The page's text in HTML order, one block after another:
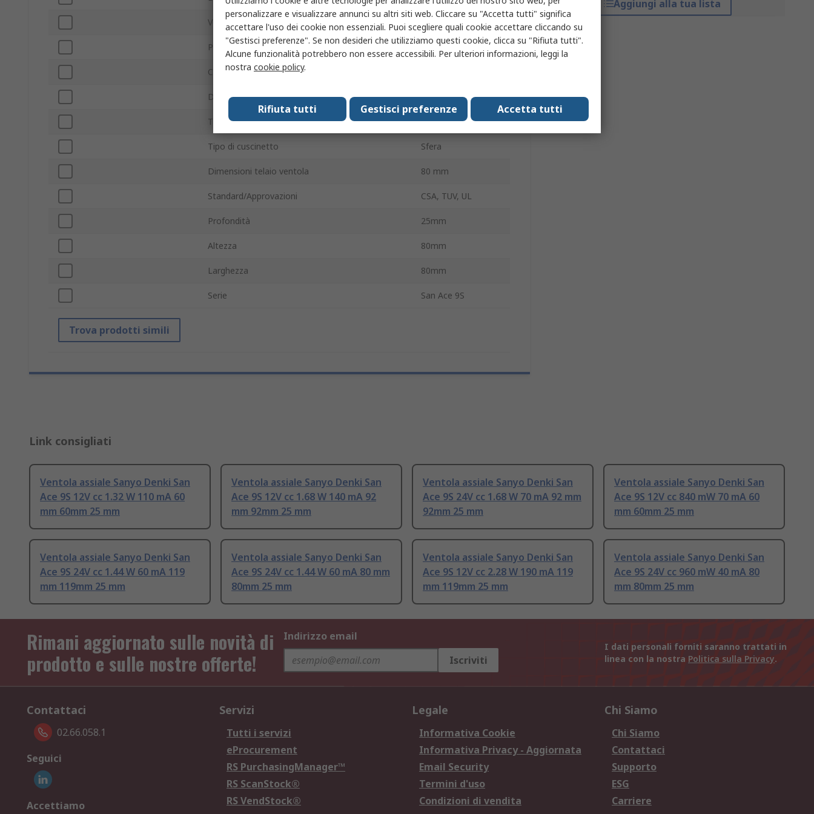
Aggiungi alla tua lista
Velocità ventola 2800giri/min
Profondità esterna 25mm
Con terminazione/senza terminazione
Direzione della curva Avanti
Tipo di telaio della ventola Quadrata
Tipo di cuscinetto Sfera
Dimensioni telaio ventola 80 mm
Standard/Approvazioni CSA, TUV, UL
Profondità 25mm
Altezza 80mm
Larghezza 80mm
Serie San Ace 9S
Trova prodotti simili
Link consigliati
Ventola assiale Sanyo Denki San
Ace 9S 12V cc 1.32 W 110 mA 60
mm 60mm 25 mm
Ventola assiale Sanyo Denki San
Ace 9S 12V cc 1.68 W 140 mA 92
mm 92mm 25 mm
Ventola assiale Sanyo Denki San
Ace 9S 24V cc 1.68 W 70 mA 92 mm
92mm 25 mm
Ventola assiale Sanyo Denki San
Ace 9S 12V cc 840 mW 70 mA 60
mm 60mm 25 mm
Ventola assiale Sanyo Denki San
Ace 9S 24V cc 1.44 W 60 mA 119
mm 119mm 25 mm
Ventola assiale Sanyo Denki San
Ace 9S 24V cc 1.44 W 60 mA 80 mm
80mm 25 mm
Ventola assiale Sanyo Denki San
Ace 9S 12V cc 2.28 W 190 mA 119
mm 119mm 25 mm
Ventola assiale Sanyo Denki San
Ace 9S 24V cc 960 mW 40 mA 80
mm 80mm 25 mm
Rimani aggiornato sulle novità di
prodotto e sulle nostre offerte!
Indirizzo email
Iscriviti
I dati personali forniti saranno trattati in
linea con la nostra Politica sulla Privacy.
Contattaci
02.66.058.1
Seguici
Accettiamo
Servizi
Tutti i servizi
eProcurement
RS PurchasingManager™
RS ScanStock®
RS VendStock®
Legale
Informativa Cookie
Informativa Privacy - Aggiornata
Email Security
Termini d'uso
Condizioni di vendita
Chi Siamo
Chi Siamo
Contattaci
Supporto
ESG
Carriere
personalizzare e visualizzare annunci su altri siti web. Cliccare su "Accetta tutti" significa
accettare l'uso dei cookie non essenziali. Puoi scegliere quali cookie accettare cliccando su
"Gestisci preferenze". Se non desideri che utilizziamo questi cookie, clicca su "Rifiuta tutti".
Alcune funzionalità potrebbero non essere accessibili. Per ulteriori informazioni, leggi la
nostra cookie policy.
Accetta tutti
Gestisci preferenze
Rifiuta tutti